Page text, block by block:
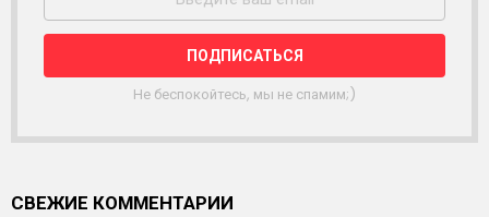
Ы
Л
К
Не беспокойтесь, мы не спамим;)
СВЕЖИЕ КОММЕНТАРИИ